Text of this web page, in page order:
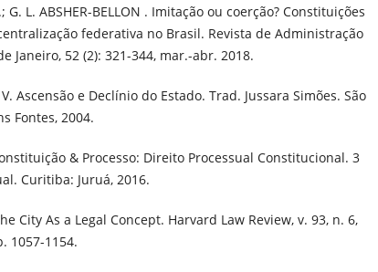
G. L. ABSHER-BELLON . Imitação ou coerção? Constituições
federativa no Brasil. Revista de Administração
Janeiro, 52 (2): 321-344, mar.-abr. 2018.
V. Ascensão e Declínio do Estado. Trad. Jussara Simões. São
Fontes, 2004.
& Processo: Direito Processual Constitucional. 3
Curitiba: Juruá, 2016.
City As a Legal Concept. Harvard Law Review, v. 93, n. 6,
1057-1154.